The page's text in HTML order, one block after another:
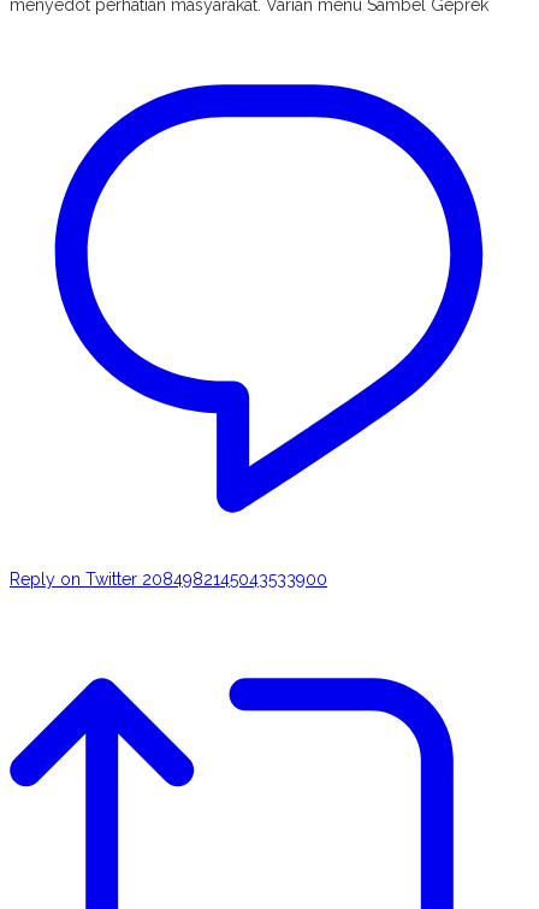
menyedot perhatian masyarakat. Varian menu Sambel Geprek
Reply on Twitter 2084982145043533900